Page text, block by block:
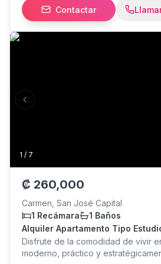
estar abierto, un baño completo y
parqueo. Amenidades: Seguridad
totalmente equipado, terraza y
Contactar
1 / 7
Previous slide
₡ 260,000
Carmen, San José Capital
1 Recámara
1 Baños
Alquiler Apartamento Tipo
California Asj445
Disfrute de la comodidad de vivir
moderno, práctico y